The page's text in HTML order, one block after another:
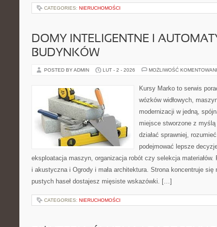
CATEGORIES: NIERUCHOMOŚCI
DOMY INTELIGENTNE I
BUDYNKÓW
POSTED BY ADMIN LUT - 2 - 2026 MOŻLIWOŚĆ
Kursy Marko to serwis
wózków widłowych,
modernizacji w jedną,
miejsce stworzone z
działać sprawniej,
podejmować lepsze
eksploatacja maszyn, organizacja robót czy selekcja
i akustyczna i Ogrody i mała architektura. Strona koncentruje
pustych haseł dostajesz mięsiste wskazówki. […]
CATEGORIES: NIERUCHOMOŚCI